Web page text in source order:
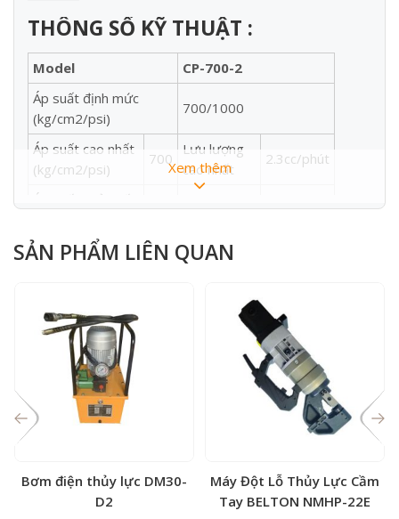
THÔNG SỐ KỸ THUẬT :
Model
CP-700-2
Áp suất định mức
(kg/cm2/psi)
700/1000
Áp suất cao nhất
(kg/cm2/psi)
700
Lưu lượng
cao nhất
2.3cc/phút
Áp suất nhỏ nhất
20 13cc/phút
Dung tích bình dầu
3.200cc
Trọng Lượng (kg)
Xem thêm
SẢN PHẨM LIÊN QUAN
Bơm điện thủy lực DM30-
D2
Máy Đột Lỗ Thủy Lực Cầm
Tay BELTON NMHP-22E